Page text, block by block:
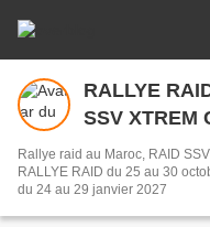
RALLYE RAID
SSV XTREM
Rallye raid au Maroc, RAID
RALLYE RAID du 25 au 30
du 24 au 29 janvier 2027